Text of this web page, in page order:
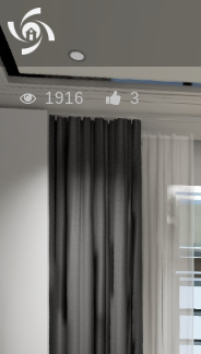
1916 3